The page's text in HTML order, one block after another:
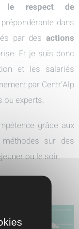
le respect de
dans
par des actions
Et je suis donc
et les salariés
par Centr’Alp
ou experts.
grâce aux
sur des
ou le soir.
cette